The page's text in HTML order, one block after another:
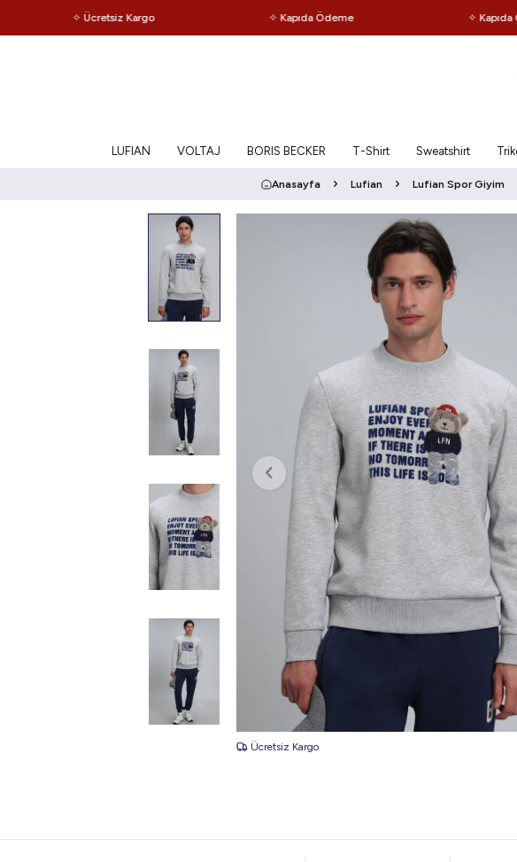
✧ Ücretsiz Kargo ✧ Kapıda Ödeme ✧ Kapıda
LUFIAN VOLTAJ BORIS BECKER T-Shirt Sweatshirt
Anasayfa Lufian Lufian Spor Giyim
Ücretsiz Kargo